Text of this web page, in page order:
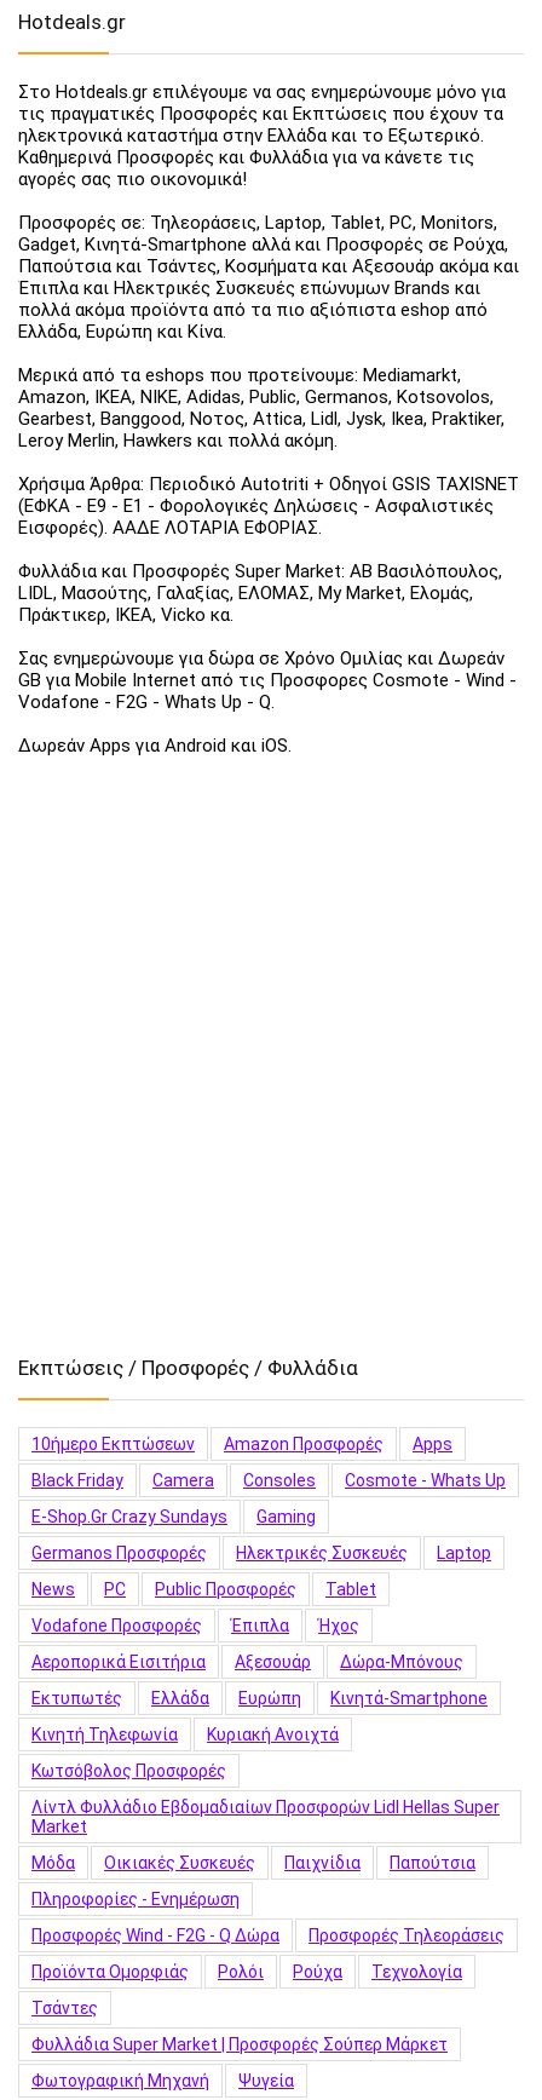
Hotdeals.gr
Στο Hotdeals.gr επιλέγουμε να σας ενημερώνουμε μόνο για
τις πραγματικές Προσφορές και Εκπτώσεις που έχουν τα
ηλεκτρονικά καταστήμα στην Ελλάδα και το Εξωτερικό.
Καθημερινά Προσφορές και Φυλλάδια για να κάνετε τις
αγορές σας πιο οικονομικά!
Προσφορές σε: Τηλεοράσεις, Laptop, Tablet, PC, Monitors,
Gadget, Κινητά-Smartphone αλλά και Προσφορές σε Ρούχα,
Παπούτσια και Τσάντες, Κοσμήματα και Αξεσουάρ ακόμα και
Έπιπλα και Ηλεκτρικές Συσκευές επώνυμων Brands και
πολλά ακόμα προϊόντα από τα πιο αξιόπιστα eshop από
Ελλάδα, Ευρώπη και Κίνα.
Μερικά από τα eshops που προτείνουμε: Mediamarkt,
Amazon, IKEA, NIKE, Adidas, Public, Germanos, Kotsovolos,
Gearbest, Banggood, Νοτος, Attica, Lidl, Jysk, Ikea, Praktiker,
Leroy Merlin, Hawkers και πολλά ακόμη.
Χρήσιμα Άρθρα: Περιοδικό Autotriti + Οδηγοί GSIS TAXISNET
(ΕΦΚΑ - Ε9 - Ε1 - Φορολογικές Δηλώσεις - Ασφαλιστικές
Εισφορές). ΑΑΔΕ ΛΟΤΑΡΙΑ ΕΦΟΡΙΑΣ.
Φυλλάδια και Προσφορές Super Market: ΑΒ Βασιλόπουλος,
LIDL, Μασούτης, Γαλαξίας, ΕΛΟΜΑΣ, My Market, Ελομάς,
Πράκτικερ, ΙΚΕΑ, Vicko κα.
Σας ενημερώνουμε για δώρα σε Χρόνο Ομιλίας και Δωρεάν
GB για Mobile Internet από τις Προσφορες Cosmote - Wind -
Vodafone - F2G - Whats Up - Q.
Δωρεάν Apps για Android και iOS.
Εκπτώσεις / Προσφορές / Φυλλάδια
10ήμερο Εκπτώσεων Amazon Προσφορές
Apps
Black Friday
Camera Consoles
Cosmote - Whats Up
E-Shop.gr Crazy Sundays
Gaming
Germanos Προσφορές
Hλεκτρικές Συσκευές
Laptop
News
PC Public Προσφορές
Tablet
Vodafone Προσφορές
Έπιπλα
Ήχος
Αεροπορικά Εισιτήρια
Αξεσουάρ
Δώρα-Μπόνους
Εκτυπωτές
Ελλάδα Ευρώπη
Κινητά-Smartphone
Κινητή Τηλεφωνία
Κυριακή Ανοιχτά
Κωτσόβολος Προσφορές
Λίντλ Φυλλάδιο Εβδομαδιαίων Προσφορών Lidl Hellas Super
Market
Μόδα
Οικιακές Συσκευές Παιχνίδια
Παπούτσια
Πληροφορίες - Ενημέρωση
Προσφορές Wind - F2G - Q Δώρα
Προσφορές Τηλεοράσεις
Προϊόντα Ομορφιάς
Ρολόι Ρούχα
Τεχνολογία
Τσάντες
Φυλλάδια Super Market | Προσφορές Σούπερ Μάρκετ
Φωτογραφική Μηχανή
Ψυγεία